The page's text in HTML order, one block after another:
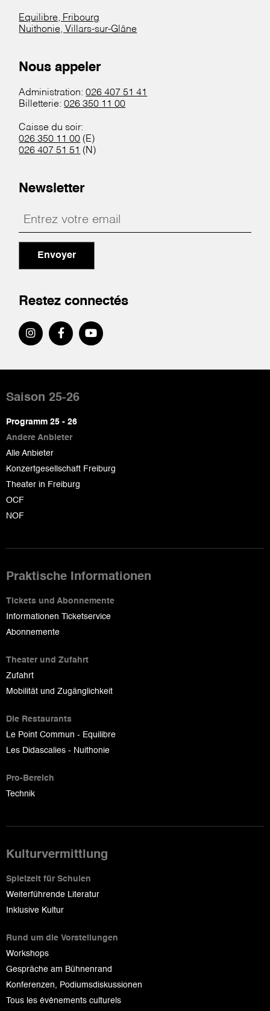
Equilibre, Fribourg
Nuithonie, Villars-sur-Glâne
Nous appeler
Administration:026 407 51 41
Billetterie:026 350 11 00
Caisse du soir:
026 350 11 00 (E)
026 407 51 51 (N)
Newsletter
Envoyer
Restez connectés
de
page
Saison 25-26
Programm 25 - 26
Andere Anbieter
Alle Anbieter
Konzertgesellschaft Freiburg
Theater in Freiburg
OCF
NOF
Praktische Informationen
Tickets und Abonnemente
Informationen Ticketservice
Abonnemente
Theater und Zufahrt
Zufahrt
Mobilität und Zugänglichkeit
Die Restaurants
Le Point Commun - Equilibre
Les Didascalies - Nuithonie
Pro-Bereich
Technik
Kulturvermittlung
Spielzeit für Schulen
Weiterführende Literatur
Inklusive Kultur
Rund um die Vorstellungen
Workshops
Gespräche am Bühnenrand
Konferenzen, Podiumsdiskussionen
Tous les événements culturels